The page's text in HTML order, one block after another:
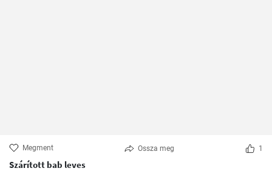
Megment Ossza meg 1
Szárított bab leves